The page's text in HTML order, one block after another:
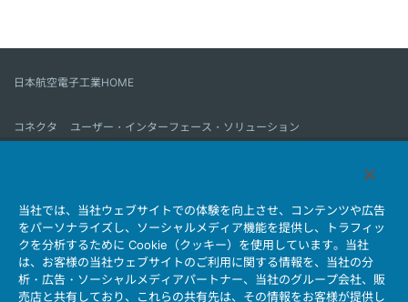
日本航空電子工業HOME
コネクタ
ユーザー・インターフェース・ソリューション
会社情報 サステナビリティ IR情報 採用情報
会社情報新着一覧
製品情報新着一覧
サイトマップ お問い合わせ
当社では、当社ウェブサイトでの体験を向上させ、コンテンツや広告
をパーソナライズし、ソーシャルメディア機能を提供し、トラフィッ
クを分析するために Cookie（クッキー）を使用しています。当社
は、お客様の当社ウェブサイトのご利用に関する情報を、当社の分
析・広告・ソーシャルメディアパートナー、当社のグループ会社、販
売店と共有しており、これらの共有先は、その情報をお客様が提供し